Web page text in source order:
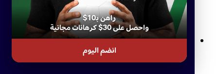
المحادثة المباشرة وتسجيل الدخول لدى بيتواي: دليل شامل
راهن بـ10$
واحصل على 30$ كرهانات مجانية
انضم اليوم